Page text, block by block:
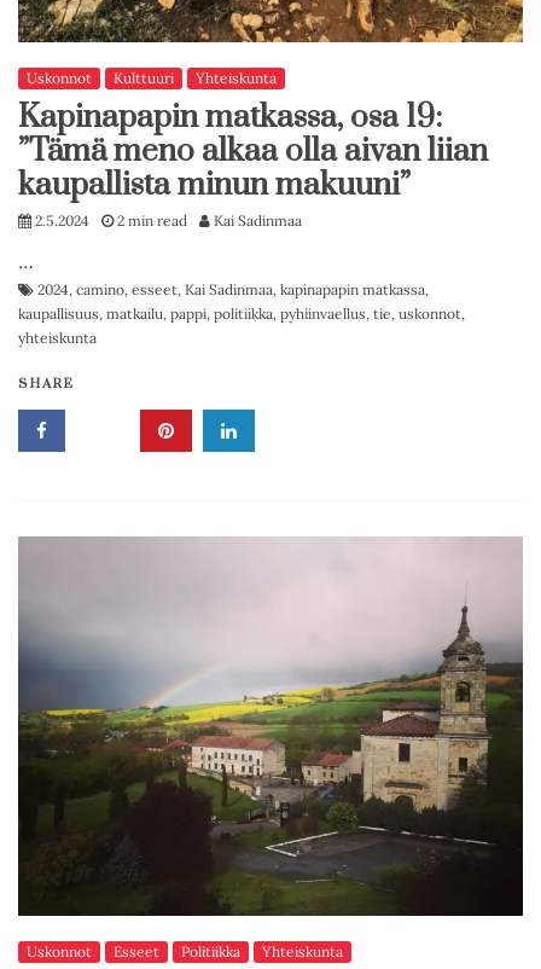
Uskonnot Kulttuuri Yhteiskunta
Kapinapapin matkassa, osa 19:
”Tämä meno alkaa olla aivan liian
kaupallista minun makuuni”
2.5.2024 2 min read Kai Sadinmaa
…
2024, camino, esseet, Kai Sadinmaa, kapinapapin matkassa,
kaupallisuus, matkailu, pappi, politiikka, pyhiinvaellus, tie, uskonnot,
yhteiskunta
SHARE
Uskonnot Esseet Politiikka Yhteiskunta